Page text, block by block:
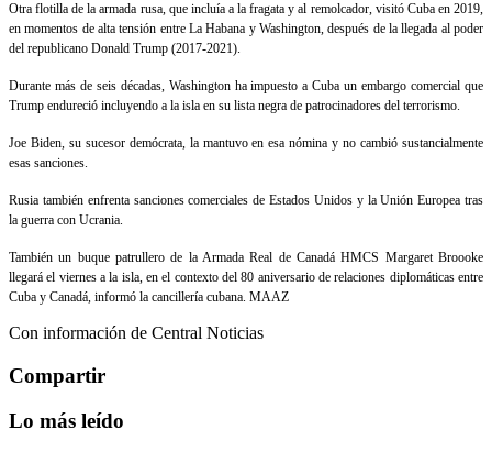
Otra flotilla de la armada rusa, que incluía a la fragata y al remolcador, visitó Cuba en 2019,
en momentos de alta tensión entre La Habana y Washington, después de la llegada al poder
del republicano Donald Trump (2017-2021).
Durante más de seis décadas, Washington ha impuesto a Cuba un embargo comercial que
Trump endureció incluyendo a la isla en su lista negra de patrocinadores del terrorismo.
Joe Biden, su sucesor demócrata, la mantuvo en esa nómina y no cambió sustancialmente
esas sanciones.
Rusia también enfrenta sanciones comerciales de Estados Unidos y la Unión Europea tras
la guerra con Ucrania.
También un buque patrullero de la Armada Real de Canadá HMCS Margaret Broooke
llegará el viernes a la isla, en el contexto del 80 aniversario de relaciones diplomáticas entre
Cuba y Canadá, informó la cancillería cubana. MAAZ
Con información de Central Noticias
Compartir
Lo más leído